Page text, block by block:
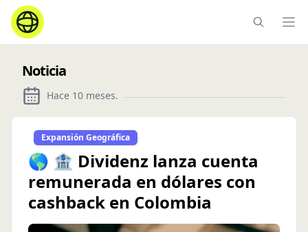
Noticia
Hace 10 meses.
Expansión Geográfica
🌎 🏦 Dividenz lanza cuenta
remunerada en dólares con
cashback en Colombia